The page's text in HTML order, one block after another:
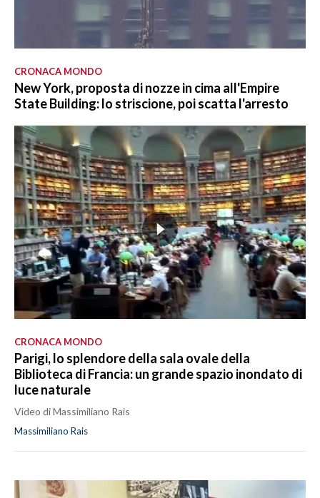
CRONACA MONDO
New York, proposta di nozze in cima all'Empire
State Building: lo striscione, poi scatta l'arresto
CRONACA MONDO
Parigi, lo splendore della sala ovale della
Biblioteca di Francia: un grande spazio inondato di
luce naturale
Video di Massimiliano Rais
Massimiliano Rais